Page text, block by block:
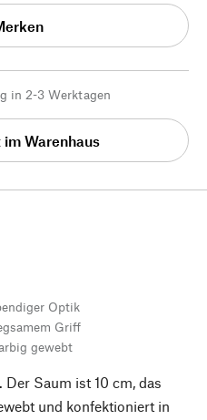
in 2-3 Werktagen
Warenhaus
Optik
Griff
gewebt
Saum ist 10 cm, das
und konfektioniert in